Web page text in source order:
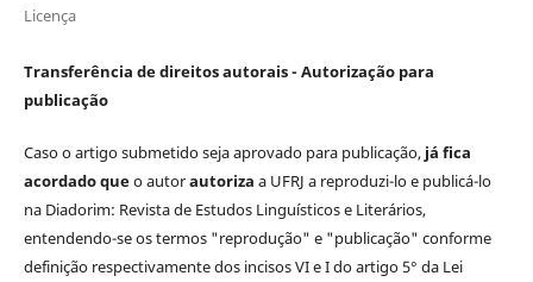
Licença
Transferência de direitos autorais - Autorização para
publicação
Caso o artigo submetido seja aprovado para publicação, já fica
acordado queo autorautoriza a UFRJ a reproduzi-lo e publicá-lo
na Diadorim: Revista de Estudos Linguísticos e Literários,
entendendo-se os termos "reprodução" e "publicação" conforme
definição respectivamente dos incisos VI e I do artigo 5° da Lei